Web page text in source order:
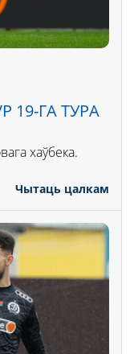
19-ГА ТУРА
хаўбека.
Чытаць цалкам